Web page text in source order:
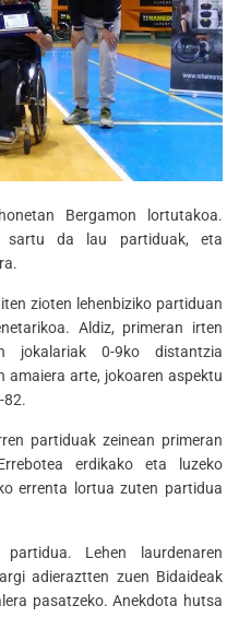
Bergamon lortutakoa.
sartu da lau partiduak, eta
zioten lehenbiziko partiduan
Aldiz, primeran irten
jokalariak 0-9ko distantzia
arte, jokoaren aspektu
82.
partiduak zeinean primeran
erdikako eta luzeko
errenta lortua zuten partidua
Lehen laurdenaren
adieraztten zuen Bidaideak
pasatzeko. Anekdota hutsa